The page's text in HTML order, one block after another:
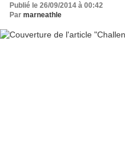
Publié le 26/09/2014 à 00:42
Par marneathle